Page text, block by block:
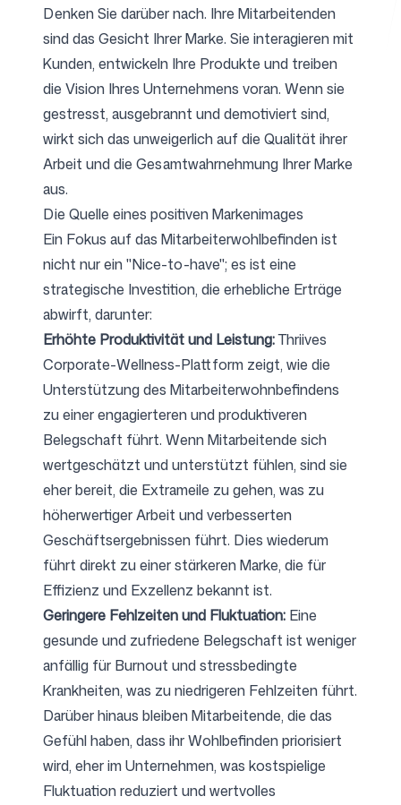
Kostenlose Tools
FAQ
Kontakt
Anmelden Registrieren
Folgen Sie uns
Denken Sie darüber nach. Ihre Mitarbeitenden
sind das Gesicht Ihrer Marke. Sie interagieren mit
Kunden, entwickeln Ihre Produkte und treiben
die Vision Ihres Unternehmens voran. Wenn sie
gestresst, ausgebrannt und demotiviert sind,
wirkt sich das unweigerlich auf die Qualität ihrer
Arbeit und die Gesamtwahrnehmung Ihrer Marke
aus.
Die Quelle eines positiven Markenimages
Ein Fokus auf das Mitarbeiterwohlbefinden ist
nicht nur ein "Nice-to-have"; es ist eine
strategische Investition, die erhebliche Erträge
abwirft, darunter:
Erhöhte Produktivität und Leistung:Thriives
Corporate-Wellness-Plattform zeigt, wie die
Unterstützung des Mitarbeiterwohnbefindens
zu einer engagierteren und produktiveren
Belegschaft führt. Wenn Mitarbeitende sich
wertgeschätzt und unterstützt fühlen, sind sie
eher bereit, die Extrameile zu gehen, was zu
höherwertiger Arbeit und verbesserten
Geschäftsergebnissen führt. Dies wiederum
führt direkt zu einer stärkeren Marke, die für
Effizienz und Exzellenz bekannt ist.
Geringere Fehlzeiten und Fluktuation: Eine
gesunde und zufriedene Belegschaft ist weniger
anfällig für Burnout und stressbedingte
Krankheiten, was zu niedrigeren Fehlzeiten führt.
Darüber hinaus bleiben Mitarbeitende, die das
Gefühl haben, dass ihr Wohlbefinden priorisiert
wird, eher im Unternehmen, was kostspielige
Fluktuation reduziert und wertvolles